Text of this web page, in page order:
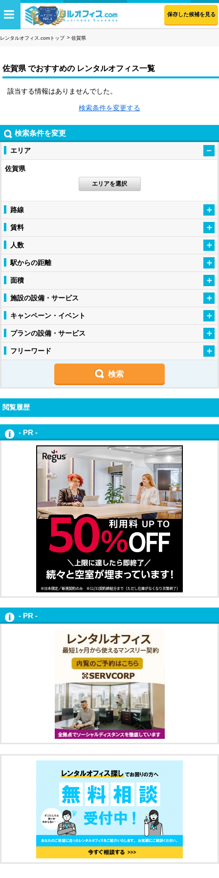
保存した候補を見る
レンタルオフィス.comトップ 佐賀県
佐賀県 でおすすめの レンタルオフィス一覧
該当する情報はありませんでした。
検索条件を変更する
検索条件を変更
エリア
佐賀県
エリアを選択
路線
賃料
人数
駅からの距離
面積
施設の設備・サービス
キャンペーン・イベント
プランの設備・サービス
フリーワード
閲覧履歴
- PR -
- PR -